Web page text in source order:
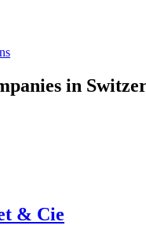
in
& Cie